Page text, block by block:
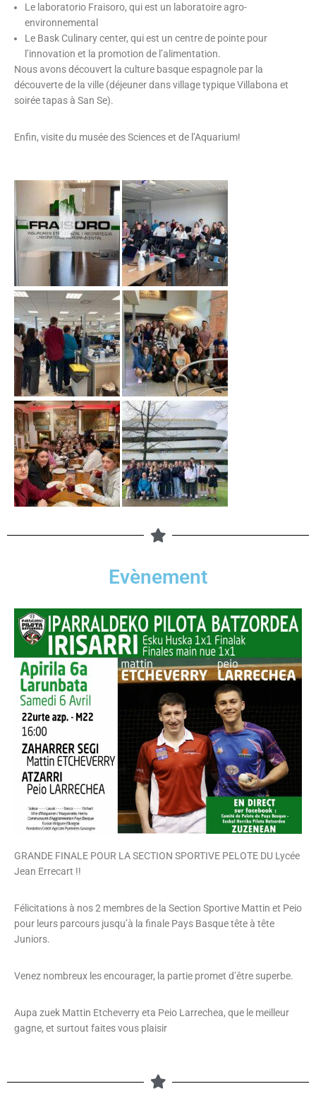
Le laboratorio Fraisoro, qui est un laboratoire agro-
environnemental
Le Bask Culinary center, qui est un centre de pointe pour
l’innovation et la promotion de l’alimentation.
Nous avons découvert la culture basque espagnole par la
découverte de la ville (déjeuner dans village typique Villabona et
soirée tapas à San Se).
Enfin, visite du musée des Sciences et de l’Aquarium!
Evènement
GRANDE FINALE POUR LA SECTION SPORTIVE PELOTE DU Lycée
Jean Errecart !!
Félicitations à nos 2 membres de la Section Sportive Mattin et Peio
pour leurs parcours jusqu’à la finale Pays Basque tête à tête
Juniors.
Venez nombreux les encourager, la partie promet d’être superbe.
Aupa zuek Mattin Etcheverry eta Peio Larrechea, que le meilleur
gagne, et surtout faites vous plaisir